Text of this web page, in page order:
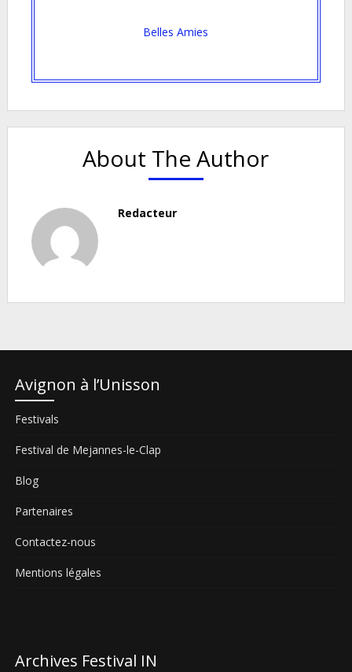
Belles Amies
About The Author
Redacteur
Avignon à l’Unisson
Festivals
Festival de Mejannes-le-Clap
Blog
Partenaires
Contactez-nous
Mentions légales
Archives Festival IN